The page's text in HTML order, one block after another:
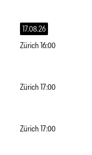
17.08.26
Zürich 16:00
Zürich 17:00
Zürich 17:00